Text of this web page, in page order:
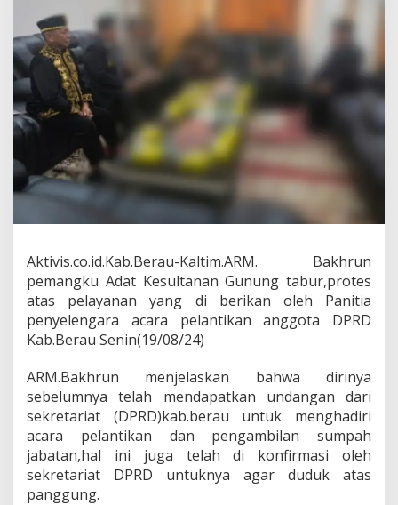
n
g
T
b
u
r
M
e
n
a
l
k
a
n
P
l
a
y
a
n
a
n
Aktivis.co.id.Kab.Berau-Kaltim.ARM. Bakhrun
pemangku Adat Kesultanan Gunung tabur,protes
atas pelayanan yang di berikan oleh Panitia
penyelengara acara pelantikan anggota DPRD
Kab.Berau Senin(19/08/24)
ARM.Bakhrun menjelaskan bahwa dirinya
sebelumnya telah mendapatkan undangan dari
sekretariat (DPRD)kab.berau untuk menghadiri
acara pelantikan dan pengambilan sumpah
jabatan,hal ini juga telah di konfirmasi oleh
sekretariat DPRD untuknya agar duduk atas
panggung.